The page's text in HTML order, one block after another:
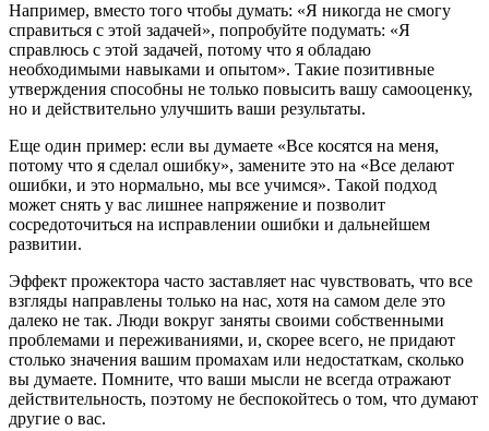
Например, вместо того чтобы думать: «Я никогда не смогу
справиться с этой задачей», попробуйте подумать: «Я
справлюсь с этой задачей, потому что я обладаю
необходимыми навыками и опытом». Такие позитивные
утверждения способны не только повысить вашу самооценку,
но и действительно улучшить ваши результаты.
Еще один пример: если вы думаете «Все косятся на меня,
потому что я сделал ошибку», замените это на «Все делают
ошибки, и это нормально, мы все учимся». Такой подход
может снять у вас лишнее напряжение и позволит
сосредоточиться на исправлении ошибки и дальнейшем
развитии.
Эффект прожектора часто заставляет нас чувствовать, что все
взгляды направлены только на нас, хотя на самом деле это
далеко не так. Люди вокруг заняты своими собственными
проблемами и переживаниями, и, скорее всего, не придают
столько значения вашим промахам или недостаткам, сколько
вы думаете. Помните, что ваши мысли не всегда отражают
действительность, поэтому не беспокойтесь о том, что думают
другие о вас.